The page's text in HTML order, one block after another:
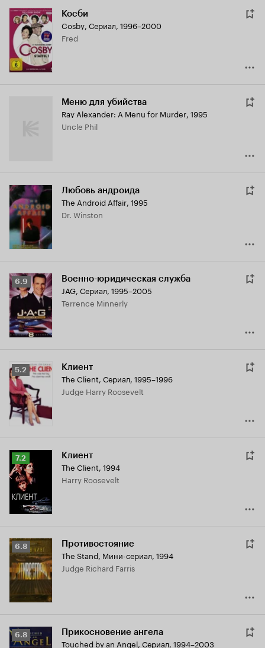
Косби
Cosby, Сериал, 1996–2000
Fred
Меню для убийства
Ray Alexander: A Menu for Murder, 1995
Uncle Phil
Любовь андроида
The Android Affair, 1995
Dr. Winston
Рейтинг
Кинопоиска
6.9 Военно-юридическая служба
JAG, Сериал, 1995–2005
Terrence Minnerly
Рейтинг
Кинопоиска
5.2
5.2 Клиент
The Client, Сериал, 1995–1996
Judge Harry Roosevelt
Рейтинг
Кинопоиска
7.2
7.2 Клиент
The Client, 1994
Harry Roosevelt
Рейтинг
Кинопоиска
6.8
6.8 Противостояние
The Stand, Мини-сериал, 1994
Judge Richard Farris
Рейтинг
Кинопоиска
6.8 Прикосновение ангела
Touched by an Angel, Сериал, 1994–2003